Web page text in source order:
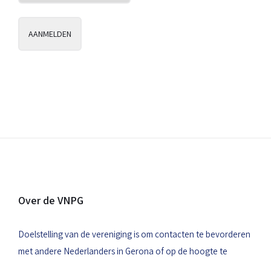
Over de VNPG
Doelstelling van de vereniging is om contacten te bevorderen
met andere Nederlanders in Gerona of op de hoogte te